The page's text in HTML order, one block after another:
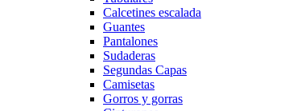
Calcetines escalada
Guantes
Pantalones
Sudaderas
Segundas Capas
Camisetas
Gorros y gorras